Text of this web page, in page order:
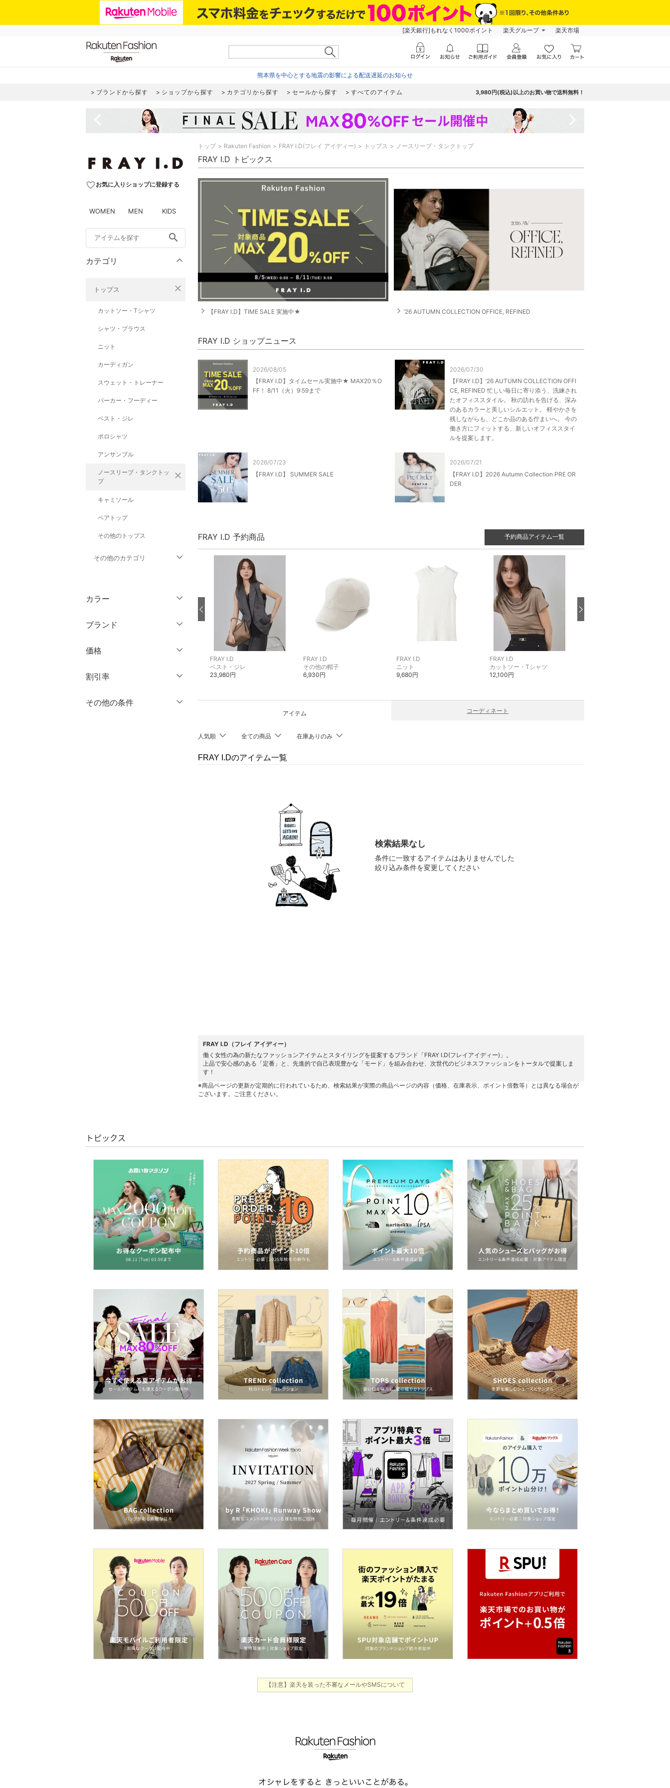
[楽天銀行]もれなく1000ポイント 楽天グループ 楽天市場
熊本県を中心とする地震の影響による配送遅延のお知らせ
ブランドから探す ショップから探す カテゴリから探す セールから探す すべてのアイテム 3,980円(税込)以上のお買い物で送料無料！
favorite_borderお気に入りショップに登録する
WOMEN MEN KIDS
search
カテゴリ
トップス close
カットソー・Tシャツ
シャツ・ブラウス
ニット
カーディガン
スウェット・トレーナー
パーカー・フーディー
ベスト・ジレ
ポロシャツ
アンサンブル
ノースリーブ・タンクトッ
プ
close
キャミソール
ベアトップ
その他のトップス
その他のカテゴリ
パンツ
ワンピース・ドレス
スカート
オールインワン・オーバ
バッグ
ヘアケア
フレグランス
メイク道具・美容器具
コフレ・キット・セット
食器・調理器具・キッチ
オ機器
スポーツ・アウトドア用
品
文房具
ペット用品
カラー
クリア
ブランド
価格
絞り込み
割引率
％OFF～ ％OFF
その他の条件
トップ Rakuten Fashion FRAY I.D(フレイ アイディー) トップス ノースリーブ・タンクトップ
FRAY I.D トピックス
navigate_next 【FRAY I.D】TIME SALE 実施中★ navigate_next ’26 AUTUMN COLLECTION OFFICE, REFINED
FRAY I.D ショップニュース
2026/08/05
【FRAY I.D】タイムセール実施中★ MAX20％O
FF！ 8/11（火）9:59まで
2026/07/30
【FRAY I.D】’26 AUTUMN COLLECTION OFFI
CE, REFINED 忙しい毎日に寄り添う、洗練され
たオフィススタイル。 秋の訪れを告げる、深み
のあるカラーと美しいシルエット。 軽やかさを
残しながらも、どこか品のある佇まいへ。 今の
働き方にフィットする、新しいオフィススタイ
ルを提案します。
2026/07/23
【FRAY I.D】 SUMMER SALE
2026/07/21
【FRAY I.D】2026 Autumn Collection PRE OR
DER
FRAY I.D 予約商品 予約商品アイテム一覧
FRAY I.D
ベスト・ジレ
23,980円
FRAY I.D
その他の帽子
6,930円
FRAY I.D
ニット
9,680円
FRAY I.D
カットソー・Tシャツ
12,100円
アイテム コーディネート
人気順 全ての商品 在庫ありのみ
FRAY I.Dのアイテム一覧
検索結果なし
条件に一致するアイテムはありませんでした
絞り込み条件を変更してください
FRAY I.D（フレイ アイディー）
働く女性の為の新たなファッションアイテムとスタイリングを提案するブランド「FRAY I.D(フレイアイディー)」。
上品で安心感のある「定番」と、先進的で自己表現豊かな「モード」を組み合わせ、次世代のビジネスファッションをトータルで提案しま
す！
※商品ページの更新が定期的に行われているため、検索結果が実際の商品ページの内容（価格、在庫表示、ポイント倍数等）とは異なる場合が
ございます。ご注意ください。
トピックス
【注意】楽天を装った不審なメールやSMSについて